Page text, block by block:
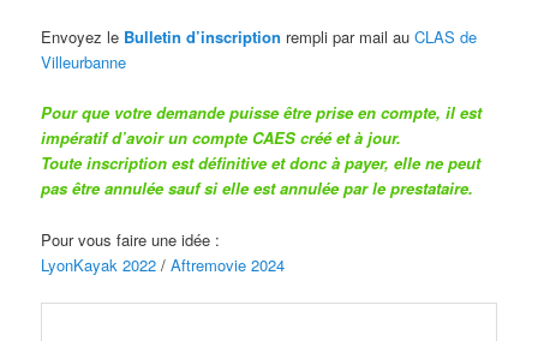
Envoyez le Bulletin d’inscription rempli par mail auCLAS de
Villeurbanne
Pour que votre demande puisse être prise en compte, il est
impératif d’avoir un compte CAES créé et à jour.
Toute inscription est définitive et donc à payer, elle ne peut
pas être annulée sauf si elle est annulée par le prestataire.
Pour vous faire une idée :
LyonKayak 2022 /Aftremovie 2024